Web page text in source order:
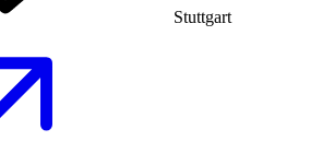
Stuttgart